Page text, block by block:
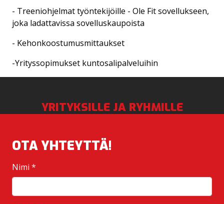
- Treeniohjelmat työntekijöille - Ole Fit sovellukseen,
joka ladattavissa sovelluskaupoista
- Kehonkoostumusmittaukset
-Yrityssopimukset kuntosalipalveluihin
YRITYKSILLE JA RYHMILLE
OTA YHTEYTTÄ!
Nimi *